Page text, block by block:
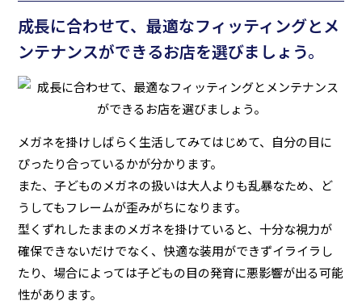
成長に合わせて、最適なフィッティングとメ
ンテナンスができるお店を選びましょう。
メガネを掛けしばらく生活してみてはじめて、自分の目に
ぴったり合っているかが分かります。
また、子どものメガネの扱いは大人よりも乱暴なため、ど
うしてもフレームが歪みがちになります。
型くずれしたままのメガネを掛けていると、十分な視力が
確保できないだけでなく、快適な装用ができずイライラし
たり、場合によっては子どもの目の発育に悪影響が出る可能
性があります。